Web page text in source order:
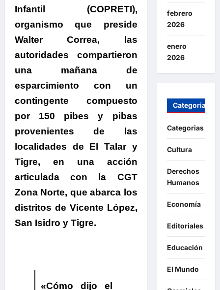
Infantil (COPRETI),
organismo que preside
Walter Correa, las
autoridades compartieron
una mañana de
esparcimiento con un
contingente compuesto
por 150 pibes y pibas
provenientes de las
localidades de El Talar y
Tigre, en una acción
articulada con la CGT
Zona Norte, que abarca los
distritos de Vicente López,
San Isidro y Tigre.
«Cómo dijo el
febrero
2026
enero
2026
Categorias
Categorias
Cultura
Derechos
Humanos
Economía
Editoriales
Educación
El Mundo